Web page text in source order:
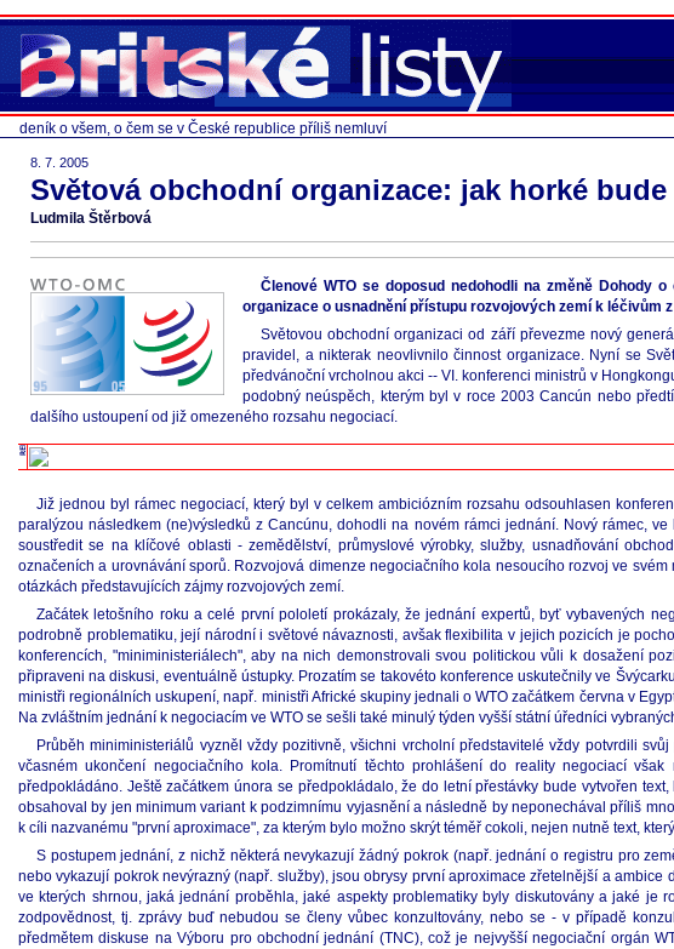
deník o všem, o čem se v České republice příliš nemluví
8. 7. 2005
Světová obchodní organizace: jak horké bude
Ludmila Štěrbová
Členové WTO se doposud nedohodli na změně Dohody
organizace o usnadnění přístupu rozvojových zemí k léčivům
Světovou obchodní organizaci od září převezme nový
pravidel, a nikterak neovlivnilo činnost organizace. Nyní se
předvánoční vrcholnou akci -- VI. konferenci ministrů v
podobný neúspěch, kterým byl v roce 2003 Cancún nebo
dalšího ustoupení od již omezeného rozsahu negociací.
Již jednou byl rámec negociací, který byl v celkem ambiciózním rozsahu odsouhlasen
paralýzou následkem (ne)výsledků z Cancúnu, dohodli na novém rámci jednání. Nový rámec,
soustředit se na klíčové oblasti - zemědělství, průmyslové výrobky, služby, usnadňování
označeních a urovnávání sporů. Rozvojová dimenze negociačního kola nesoucího rozvoj ve
otázkách představujících zájmy rozvojových zemí.
Začátek letošního roku a celé první pololetí prokázaly, že jednání expertů, byť vybavených
podrobně problematiku, její národní i světové návaznosti, avšak flexibilita v jejich pozicích je
konferencích, "miniministeriálech", aby na nich demonstrovali svou politickou vůli k dosažení
připraveni na diskusi, eventuálně ústupky. Prozatím se takovéto konference uskutečnily ve
ministři regionálních uskupení, např. ministři Africké skupiny jednali o WTO začátkem června v
Na zvláštním jednání k negociacím ve WTO se sešli také minulý týden vyšší státní úředníci
Průběh miniministeriálů vyzněl vždy pozitivně, všichni vrcholní představitelé vždy potvrdili
včasném ukončení negociačního kola. Promítnutí těchto prohlášení do reality negociací
předpokládáno. Ještě začátkem února se předpokládalo, že do letní přestávky bude vytvořen
obsahoval by jen minimum variant k podzimnímu vyjasnění a následně by neponechával příliš
k cíli nazvanému "první aproximace", za kterým bylo možno skrýt téměř cokoli, nejen nutně text,
S postupem jednání, z nichž některá nevykazují žádný pokrok (např. jednání o registru pro
nebo vykazují pokrok nevýrazný (např. služby), jsou obrysy první aproximace zřetelnější a
ve kterých shrnou, jaká jednání proběhla, jaké aspekty problematiky byly diskutovány a jaké
zodpovědnost, tj. zprávy buď nebudou se členy vůbec konzultovány, nebo se - v případě
předmětem diskuse na Výboru pro obchodní jednání (TNC), což je nejvyšší negociační orgán